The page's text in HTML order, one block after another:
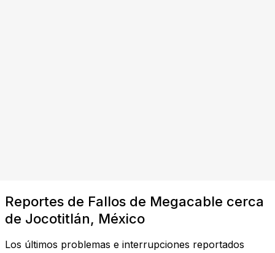
Reportes de Fallos de Megacable cerca
de Jocotitlán, México
Los últimos problemas e interrupciones reportados